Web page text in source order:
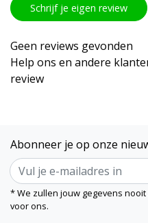
Schrijf je eigen review
Geen reviews gevonden
Help ons en andere
review
Abonneer je op onze
* We zullen jouw gegevens
voor ons.